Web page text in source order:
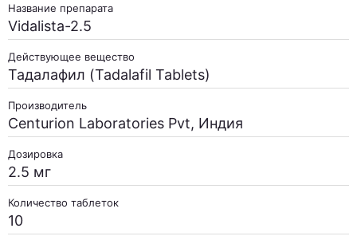
Название препарата
Vidalista-2.5
Действующее вещество
Тадалафил (Tadalafil Tablets)
Производитель
Centurion Laboratories Pvt, Индия
Дозировка
2.5 мг
Количество таблеток
10